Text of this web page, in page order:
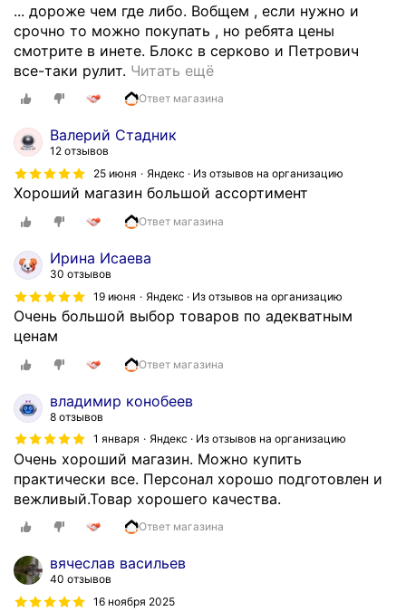
... дороже чем где либо. Вобщем , если нужно и
срочно то можно покупать , но ребята цены
смотрите в инете. Блокс в серково и Петрович
все-таки рулит. Читать ещёЦ
о
р
ж
г
е
о
.
В
о
б
Ответ магазина
Валерий Стадник
12 отзывов
25 июня
Яндекс · Из отзывов на организацию
Хороший магазин большой ассортимент
Ответ магазина
Ирина Исаева
30 отзывов
19 июня
Яндекс · Из отзывов на организацию
Очень большой выбор товаров по адекватным
ценам
Ответ магазина
владимир конобеев
8 отзывов
1 января
Яндекс · Из отзывов на организацию
Очень хороший магазин. Можно купить
практически все. Персонал хорошо подготовлен и
вежливый.Товар хорошего качества.
Ответ магазина
вячеслав васильев
40 отзывов
16 ноября 2025